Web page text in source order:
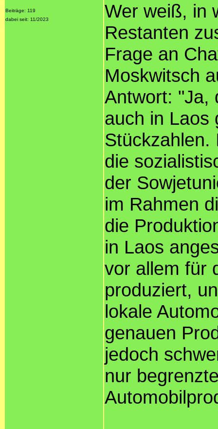
Beiträge: 119
dabei seit: 11/2023
Wer weiß, in
Restanten
Frage an
Moskwitsch
Antwort: "Ja,
auch in Laos
Stückzahlen.
die
der
im Rahmen
die
in Laos
vor allem für
produziert,
lokale
genauen
jedoch
nur